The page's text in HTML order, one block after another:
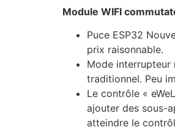
Module WIFI
Puce ESP32
prix raisonnable.
Mode interrupteur
traditionnel. Peu
Le contrôle «
ajouter des sous-
atteindre le